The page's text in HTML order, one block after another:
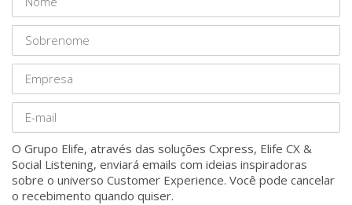
O Grupo Elife, através das soluções Cxpress, Elife CX &
Social Listening, enviará emails com ideias inspiradoras
sobre o universo Customer Experience. Você pode cancelar
o recebimento quando quiser.